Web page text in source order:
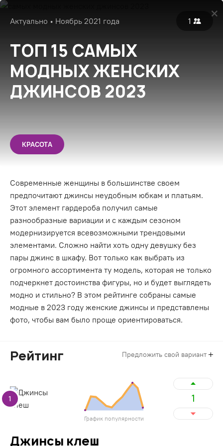
Войти
Актуально • Ноябрь 2021 года 1
ТОП 15 САМЫХ
МОДНЫХ ЖЕНСКИХ
ДЖИНСОВ 2023
КРАСОТА
Современные женщины в большинстве своем
предпочитают джинсы неудобным юбкам и платьям.
Этот элемент гардероба получил самые
разнообразные вариации и с каждым сезоном
модернизируется всевозможными трендовыми
элементами. Сложно найти хоть одну девушку без
пары джинс в шкафу. Вот только как выбрать из
огромного ассортимента ту модель, которая не только
подчеркнет достоинства фигуры, но и будет выглядеть
модно и стильно? В этом рейтинге собраны самые
модные в 2023 году женские джинсы и представлены
фото, чтобы вам было проще ориентироваться.
Рейтинг Предложить свой вариант
1
График популярности
1
Джинсы клеш